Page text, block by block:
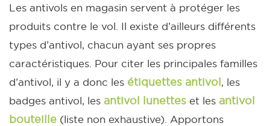
Les antivols en magasin servent à protéger les
produits contre le vol. Il existe d’ailleurs différents
types d’antivol, chacun ayant ses propres
caractéristiques. Pour citer les principales familles
d’antivol, il y a donc les étiquettes antivol, les
badges antivol, les antivol lunettes et les antivol
bouteille (liste non exhaustive). Apportons